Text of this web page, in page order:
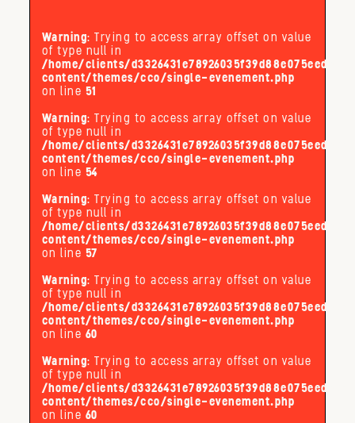
Warning: Trying to access array offset on value
of type null in
/home/clients/
content/themes/cco/single-evenement.php
on line 51
Warning: Trying to access array offset on value
of type null in
/home/clients/
content/themes/cco/single-evenement.php
on line 54
Warning: Trying to access array offset on value
of type null in
/home/clients/
content/themes/cco/single-evenement.php
on line 57
Warning: Trying to access array offset on value
of type null in
/home/clients/
content/themes/cco/single-evenement.php
on line 60
Warning: Trying to access array offset on value
of type null in
/home/clients/
content/themes/cco/single-evenement.php
on line 60